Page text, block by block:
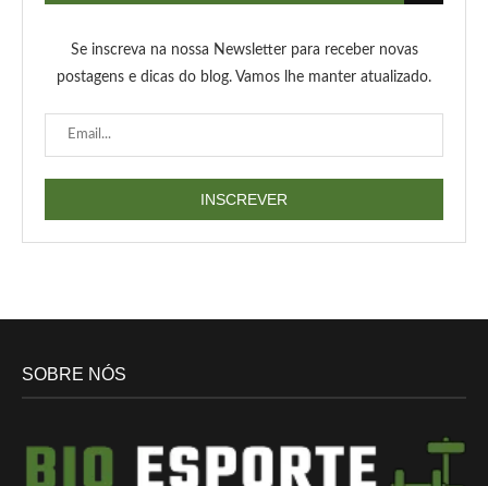
Se inscreva na nossa Newsletter para receber novas
postagens e dicas do blog. Vamos lhe manter atualizado.
SOBRE NÓS